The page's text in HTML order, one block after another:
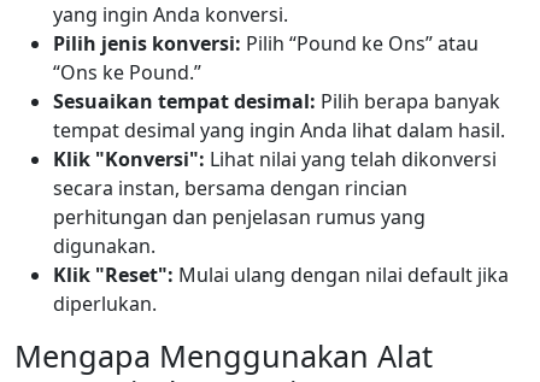
yang ingin Anda konversi.
Pilih jenis konversi: Pilih “Pound ke Ons” atau
“Ons ke Pound.”
Sesuaikan tempat desimal: Pilih berapa banyak
tempat desimal yang ingin Anda lihat dalam hasil.
Klik "Konversi": Lihat nilai yang telah dikonversi
secara instan, bersama dengan rincian
perhitungan dan penjelasan rumus yang
digunakan.
Klik "Reset": Mulai ulang dengan nilai default jika
diperlukan.
Mengapa Menggunakan Alat